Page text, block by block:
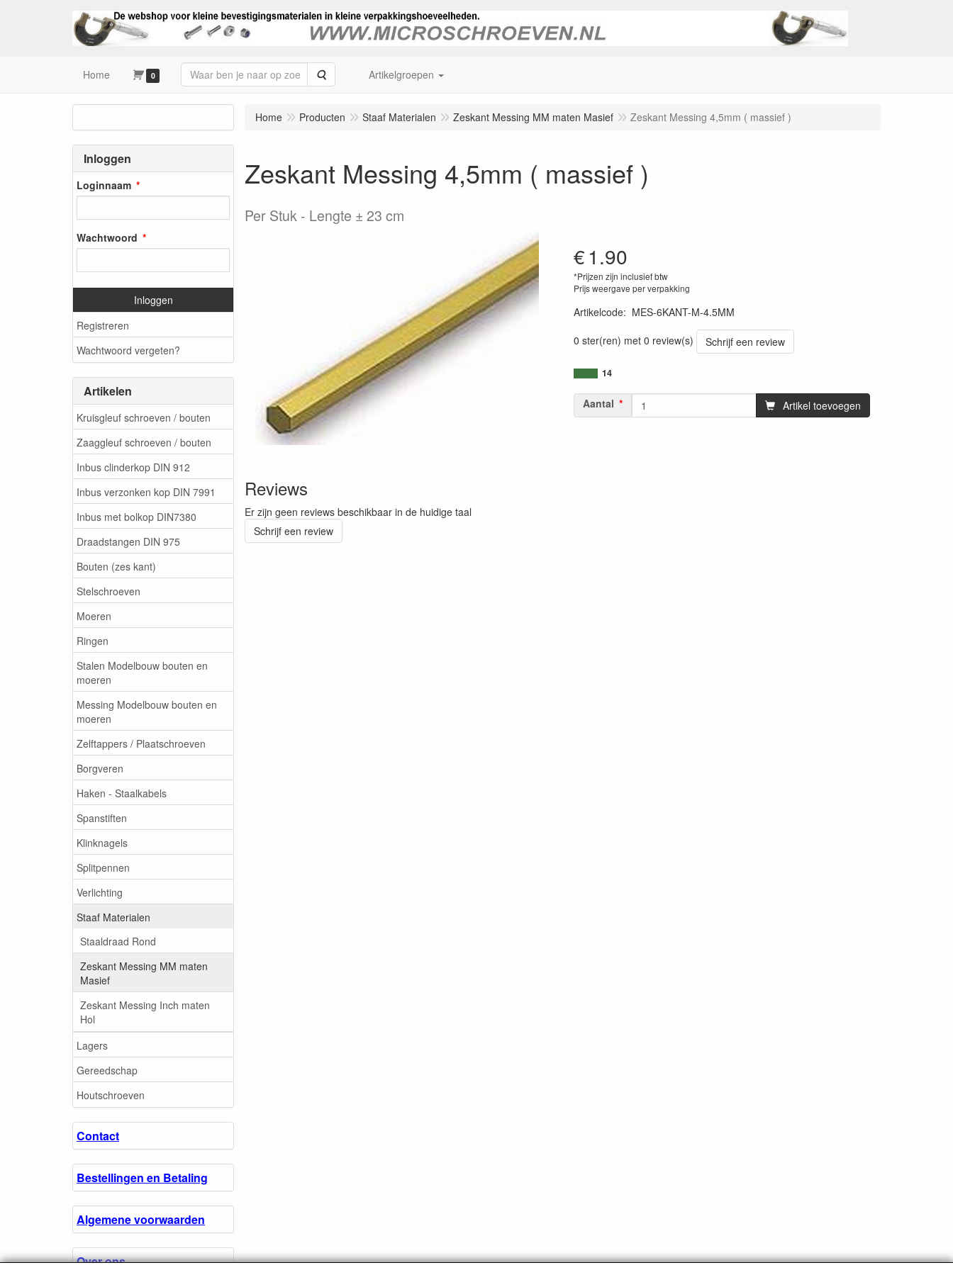
Home 0 Zoeken Artikelgroepen
Inloggen
Loginnaam
Wachtwoord
Inloggen
Registreren
Wachtwoord vergeten?
Artikelen
Kruisgleuf schroeven / bouten
Zaaggleuf schroeven / bouten
Inbus clinderkop DIN 912
Inbus verzonken kop DIN 7991
Inbus met bolkop DIN7380
Draadstangen DIN 975
Bouten (zes kant)
Stelschroeven
Moeren
Ringen
Stalen Modelbouw bouten en
moeren
Messing Modelbouw bouten en
moeren
Zelftappers / Plaatschroeven
Borgveren
Haken - Staalkabels
Spanstiften
Klinknagels
Splitpennen
Verlichting
Staaf Materialen
Staaldraad Rond
Zeskant Messing MM maten
Masief
Zeskant Messing Inch maten
Hol
Lagers
Gereedschap
Houtschroeven
Contact
Bestellingen en Betaling
Algemene voorwaarden
Over ons.
Home Producten Staaf Materialen Zeskant Messing MM maten Masief Zeskant Messing 4,5mm ( massief )
Zeskant Messing 4,5mm ( massief )
Per Stuk Lengte ± 23 cm
€1.90
*Prijzen zijn inclusief btw
Prijs weergave per verpakking
Artikelcode: MES-6KANT-M-4.5MM
0 ster(ren) met 0 review(s)
Schrijf een review
14
Aantal Artikel toevoegen
Reviews
Er zijn geen reviews beschikbaar in de huidige taal
Schrijf een review